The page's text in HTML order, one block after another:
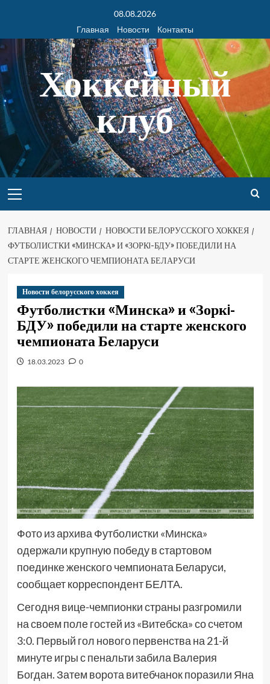
08.08.2026
Главная
Новости Контакты
Хоккейный
клуб
ГЛАВНАЯ НОВОСТИ
НОВОСТИ БЕЛОРУССКОГО ХОККЕЯ
ФУТБОЛИСТКИ «МИНСКА» И «ЗОРКI-БДУ» ПОБЕДИЛИ НА
СТАРТЕ ЖЕНСКОГО ЧЕМПИОНАТА БЕЛАРУСИ
Новости белорусского хоккея
Футболистки «Минска» и «Зоркi-
БДУ» победили на старте женского
чемпионата Беларуси
18.03.2023 0
Фото из архива Футболистки «Минска»
одержали крупную победу в стартовом
поединке женского чемпионата Беларуси,
сообщает корреспондент БЕЛТА.
Сегодня вице-чемпионки страны разгромили
на своем поле гостей из «Витебска» со счетом
3:0. Первый гол нового первенства на 21-й
минуте игры с пенальти забила Валерия
Богдан. Затем ворота витебчанок поразили Яна